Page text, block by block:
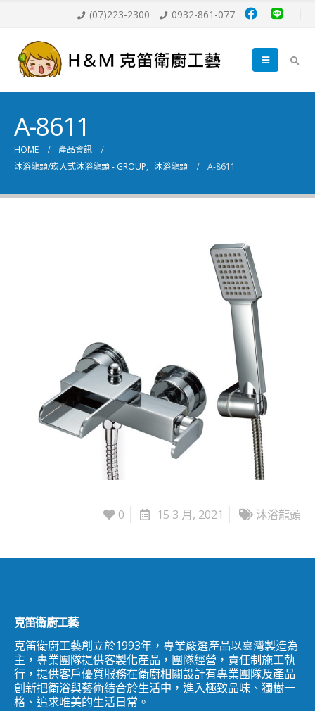
(07)223-2300 0932-861-077
A-8611
HOME
產品資訊
沐浴龍頭/崁入式沐浴龍頭 - GROUP, 沐浴龍頭 A-8611
0 15 3 月, 2021 沐浴龍頭
克笛衛廚工藝
克笛衛廚工藝創立於1993年，專業嚴選產品以臺灣製造為
主，專業團隊提供客製化產品，團隊經營，責任制施工執
行，提供客戶優質服務在衛廚相關設計有專業團隊及產品
創新把衛浴與藝術結合於生活中，進入極致品味、獨樹一
格、追求唯美的生活日常。